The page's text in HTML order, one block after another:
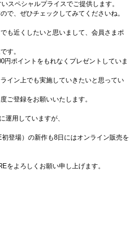
スペシャルプライスでご提供します。
で、ぜひチェックしてみてくださいね。
も近くしたいと思いまして、会員さまポ
す。
ポイントをもれなくプレゼントしていま
イン上でも実施していきたいと思ってい
ご登録をお願いいたします。
用していますが、
登場）の新作も8日にはオンライン販売を
をよろしくお願い申し上げます。